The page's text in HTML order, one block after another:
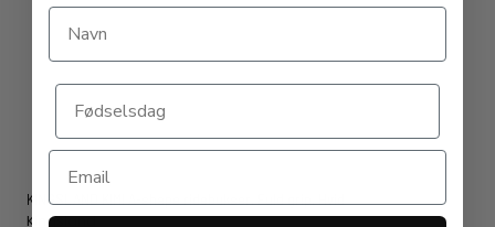
KINGSLAND KIMI A-shape ridebukser. Fuld grip. Hvid
Kingsland